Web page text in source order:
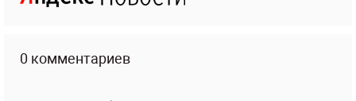
0 комментариев